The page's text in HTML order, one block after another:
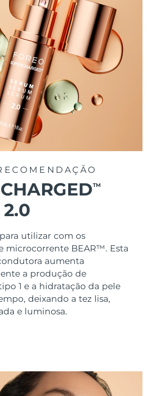
TM
utilizar com os
microcorrente BEAR™. Esta
aumenta
a produção de
1 e a hidratação da pele
deixando a tez lisa,
e luminosa.